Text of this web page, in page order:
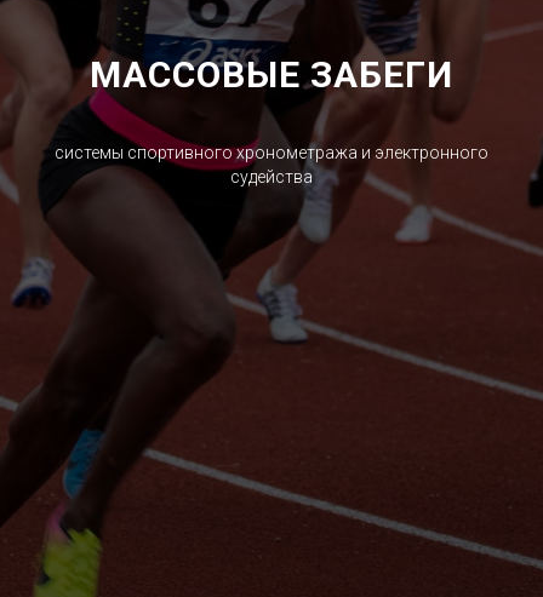
МАССОВЫЕ ЗАБЕГИ
системы спортивного хронометража и электронного
судейства